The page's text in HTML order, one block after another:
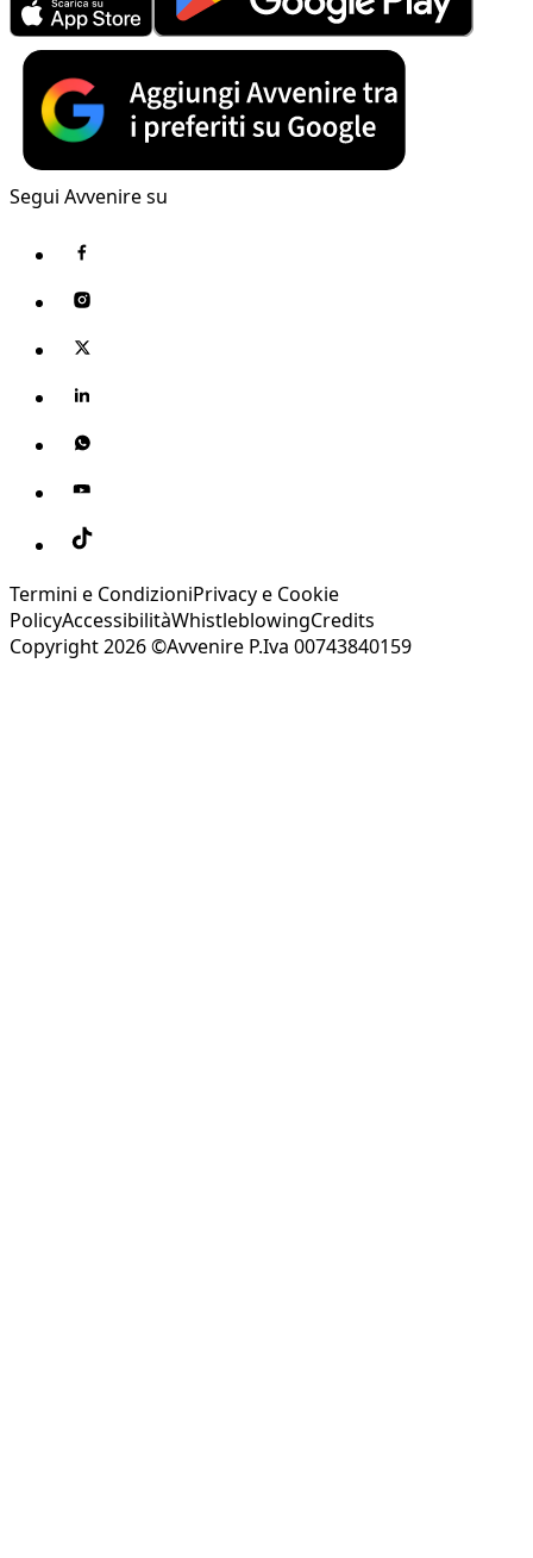
Segui Avvenire su
Termini e CondizioniPrivacy e Cookie
PolicyAccessibilitàWhistleblowingCredits
Copyright 2026 ©Avvenire P.Iva 00743840159